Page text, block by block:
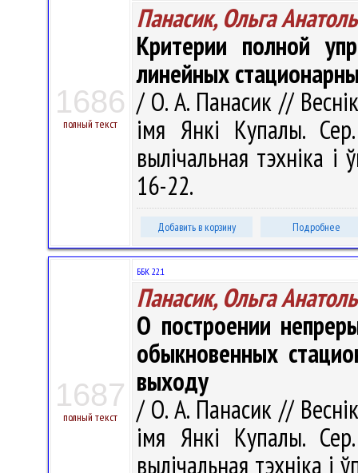
1686
полный текст
Панасик, Ольга
Критерии полной
линейных
/ О. А. Панасик // Веснік
імя Янкі Купалы.
вылічальная тэхніка
16-22.
Добавить в корзину Подробнее
1687
полный текст
ББК 22.1
Панасик, Ольга
О построении
обыкновенных
выходу
/ О. А. Панасик // Веснік
імя Янкі Купалы.
вылічальная тэхніка і